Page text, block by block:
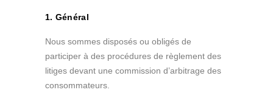
1. Général
Nous sommes disposés ou obligés de
participer à des procédures de règlement des
litiges devant une commission d’arbitrage des
consommateurs.